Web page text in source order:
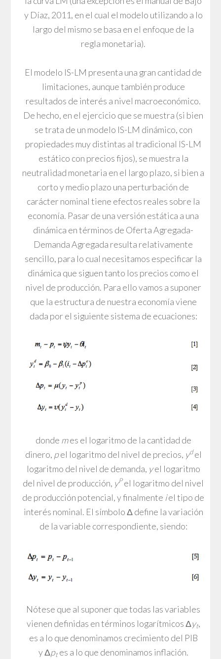
y Díaz, 2011, en el cual el modelo utilizando a lo
largo del mismo se basa en el enfoque de la
regla monetaria).
El modelo IS-LM presenta una gran cantidad de
limitaciones, aunque también produce
resultados de interés a nivel macroeconómico.
De hecho, en el ejercicio que se muestra (si bien
se trata de un modelo IS-LM dinámico, con
propiedades muy distintas al tradicional IS-LM
estático con precios fijos), se muestra la
neutralidad monetaria en el largo plazo, si bien a
corto y medio plazo una perturbación de
carácter nominal tiene efectos reales sobre la
economía. Pasar de una versión estática a una
dinámica en términos de Oferta Agregada-
Demanda Agregada resulta relativamente
sencillo, para lo cual necesitamos especificar la
dinámica que siguen tanto los precios como el
nivel de producción. Para ello vamos a suponer
que la estructura de nuestra economía viene
dada por el siguiente sistema de ecuaciones:
donde mes el logaritmo de la cantidad de
dinero, pel logaritmo del nivel de precios, ydel
logaritmo del nivel de demanda, yel logaritmo
del nivel de producción, yPel logaritmo del nivel
de producción potencial, y finalmente iel tipo de
interés nominal. El símbolo Δ define la variación
de la variable correspondiente, siendo:
Nótese que al suponer que todas las variables
vienen definidas en términos logarítmicos Δyt,
es a lo que denominamos crecimiento del PIB
y Δptes a lo que denominamos inflación.